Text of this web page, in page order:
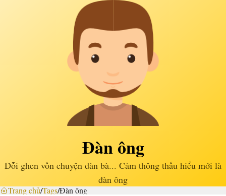
Đàn ông
Dỗi ghen vốn chuyện đàn bà... Cảm thông thấu hiểu mới là
đàn ông
Trang chủ/Tags/Đàn ông